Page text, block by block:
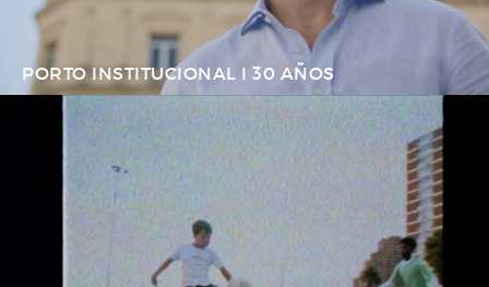
PORTO INSTITUCIONAL I 30 AÑOS